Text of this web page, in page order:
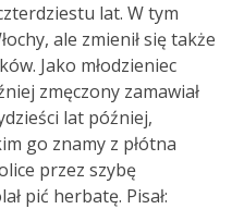
lat. W tym
ale zmienił się także
Jako młodzieniec
zmęczony zamawiał
lat później,
go znamy z płótna
przez szybę
pić herbatę. Pisał: